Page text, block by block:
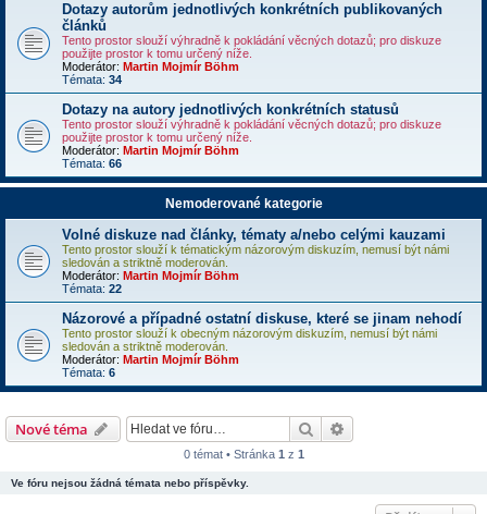
Dotazy autorům jednotlivých konkrétních publikovaných
článků
Tento prostor slouží výhradně k pokládání věcných dotazů; pro diskuze
použijte prostor k tomu určený níže.
Moderátor: Martin Mojmír Böhm
Témata: 34
Dotazy na autory jednotlivých konkrétních statusů
Tento prostor slouží výhradně k pokládání věcných dotazů; pro diskuze
použijte prostor k tomu určený níže.
Moderátor: Martin Mojmír Böhm
Témata: 66
Nemoderované kategorie
Volné diskuze nad články, tématy a/nebo celými kauzami
Tento prostor slouží k tématickým názorovým diskuzím, nemusí být námi
sledován a striktně moderován.
Moderátor: Martin Mojmír Böhm
Témata: 22
Názorové a případné ostatní diskuse, které se jinam nehodí
Tento prostor slouží k obecným názorovým diskuzím, nemusí být námi
sledován a striktně moderován.
Moderátor: Martin Mojmír Böhm
Témata: 6
Nové téma Hledat
0 témat • Stránka 1 z 1
Ve fóru nejsou žádná témata nebo příspěvky.